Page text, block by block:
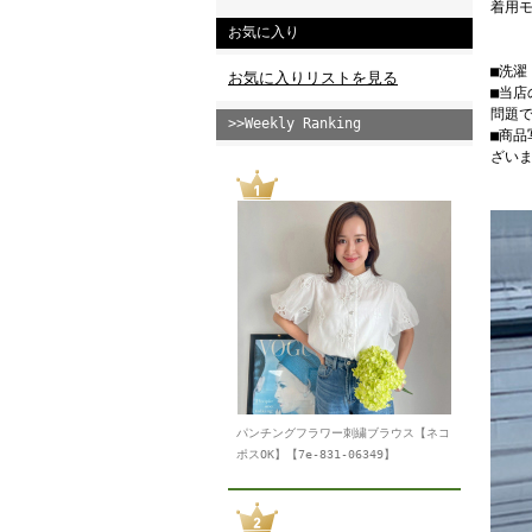
お気に入り
お気に入りリストを見る
>>Weekly Ranking
パンチングフラワー刺繍ブラウス【ネコ
ポスOK】【7e-831-06349】
着用
■洗濯
■当店
問題
■商品
ざい